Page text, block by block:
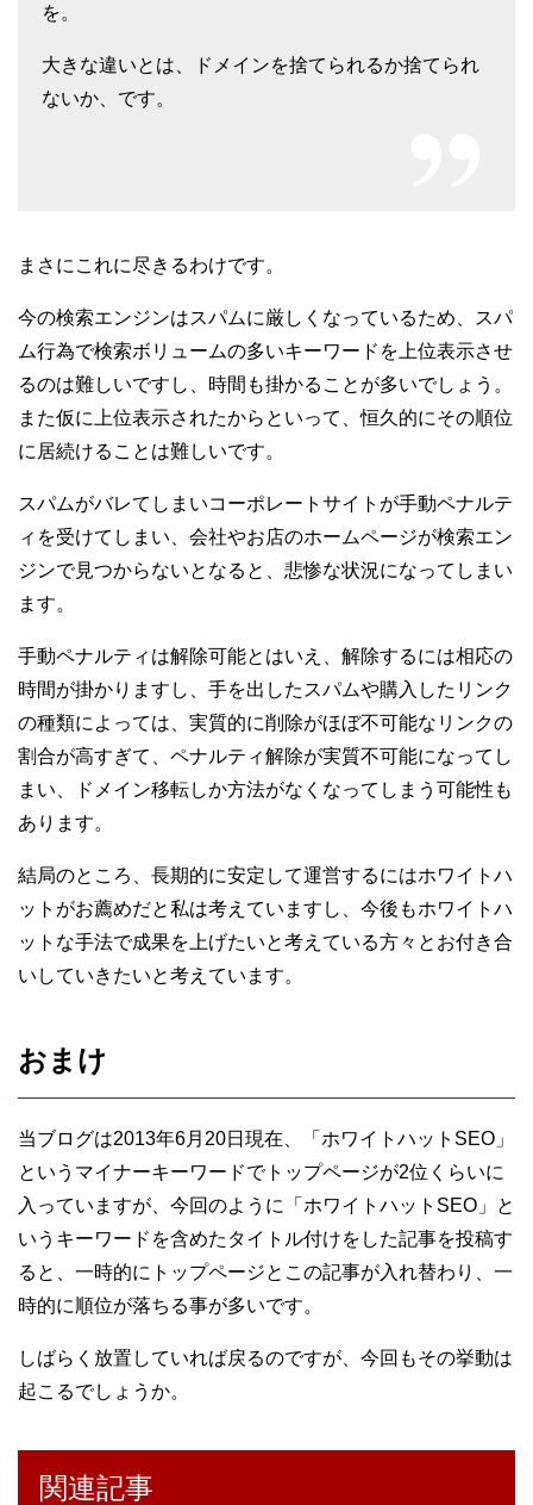
を。
大きな違いとは、ドメインを捨てられるか捨てられ
ないか、です。
まさにこれに尽きるわけです。
今の検索エンジンはスパムに厳しくなっているため、スパ
ム行為で検索ボリュームの多いキーワードを上位表示させ
るのは難しいですし、時間も掛かることが多いでしょう。
また仮に上位表示されたからといって、恒久的にその順位
に居続けることは難しいです。
スパムがバレてしまいコーポレートサイトが手動ペナルテ
ィを受けてしまい、会社やお店のホームページが検索エン
ジンで見つからないとなると、悲惨な状況になってしまい
ます。
手動ペナルティは解除可能とはいえ、解除するには相応の
時間が掛かりますし、手を出したスパムや購入したリンク
の種類によっては、実質的に削除がほぼ不可能なリンクの
割合が高すぎて、ペナルティ解除が実質不可能になってし
まい、ドメイン移転しか方法がなくなってしまう可能性も
あります。
結局のところ、長期的に安定して運営するにはホワイトハ
ットがお薦めだと私は考えていますし、今後もホワイトハ
ットな手法で成果を上げたいと考えている方々とお付き合
いしていきたいと考えています。
おまけ
当ブログは2013年6月20日現在、「ホワイトハットSEO」
というマイナーキーワードでトップページが2位くらいに
入っていますが、今回のように「ホワイトハットSEO」と
いうキーワードを含めたタイトル付けをした記事を投稿す
ると、一時的にトップページとこの記事が入れ替わり、一
時的に順位が落ちる事が多いです。
しばらく放置していれば戻るのですが、今回もその挙動は
起こるでしょうか。
関連記事